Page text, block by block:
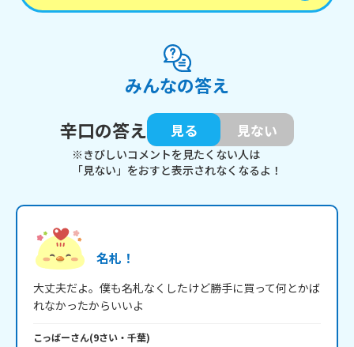
みんなの答え
辛口の答え
見る 見ない
※きびしいコメントを見たくない人は
「見ない」をおすと表示されなくなるよ！
名札！
大丈夫だよ。僕も名札なくしたけど勝手に買って何とかば
れなかったからいいよ
こっばーさん(9さい・ 千葉)